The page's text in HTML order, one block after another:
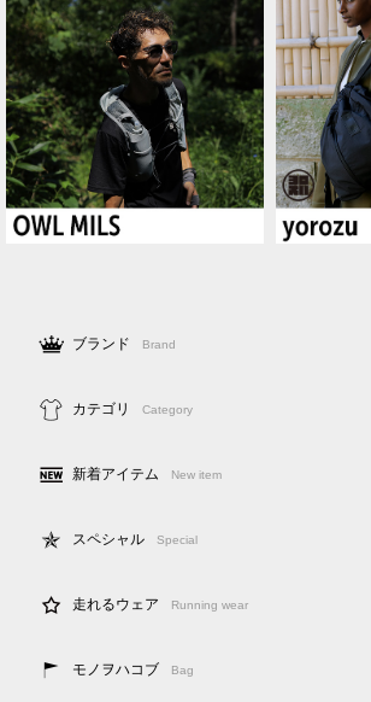
ブランド Brand
カテゴリ Category
新着アイテム New item
スペシャル Special
走れるウェア Running wear
モノヲハコブ Bag